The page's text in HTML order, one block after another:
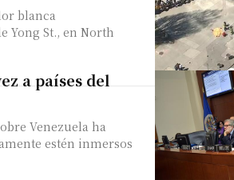
blanca
Yong St., en North
a países del
Venezuela ha
estén inmersos